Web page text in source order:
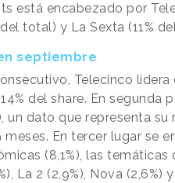
está encabezado por
total) y La Sexta (11%
septiembre
Telecinco lidera
del share. En segunda
un dato que representa su
En tercer lugar se
(8,1%), las temáticas
La 2 (2,9%), Nova (2,6%)